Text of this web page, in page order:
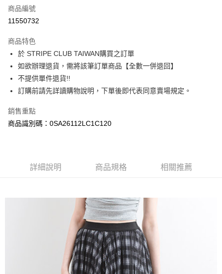
合作金庫商業銀行
上海商業儲蓄銀行
臺灣中小企業銀行
匯豐（台灣）商業銀行
華泰商業銀行
聯邦商業銀行
遠東國際商業銀行
元大商業銀行
玉山商業銀行
星展（台灣）商業銀行
台灣樂天信用卡公司
超商取貨付款
LINE Pay
Apple Pay
街口支付
悠遊付
大哥付你分期
相關說明
流程，驗證手機門號後，選擇欲分期的期數、繳款截止日，確認付款後即完
消。如遇「轉專審核」未通過狀況，表示未達大哥付你分期系統評分，恕無
1.分期款項不併入電信帳單，「大哥付你分期」於每月結算日後寄送繳費提
2.透過簡訊連結打開帳單後，可選擇「超商條碼／台灣大直營門市／銀行轉
帳／街口支付／iPASS MONEY」等通路繳費。
【關於「AFTEE先享後付」】
１．簡單：不需註冊會員、不需綁卡、不需儲值。
２．便利：只要手機號碼，簡訊認證，即可結帳。
３．安心：先確認商品／服務後，再付款。
【「AFTEE先享後付」結帳流程】
１．於結帳方式選擇「AFTEE先享後付」後，將跳轉至「AFTEE先享後付」
結帳頁面，進行簡訊認證並確認金額後，即可完成結帳。
２．訂單成立數日內，您將收到繳費通知簡訊。
３．收到繳費通知簡訊後14天內，點擊此簡訊中的連結，可透過四大超商／
每筆NT$60，滿NT$388(含以上)免運費
每筆NT$60，滿NT$388(含以上)免運費
商品編號
11550732
商品特色
於 STRIPE CLUB TAIWAN購買之訂單
如欲辦理退貨，需將該筆訂單商品【全數一併退回】
不提供單件退貨!!
訂購前請先詳讀購物說明，下單後即代表同意賣場規定。
銷售重點
商品識別碼：0SA26112LC1C120
詳細說明 商品規格 相關推薦